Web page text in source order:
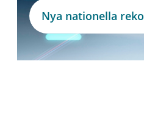
Nya nationella